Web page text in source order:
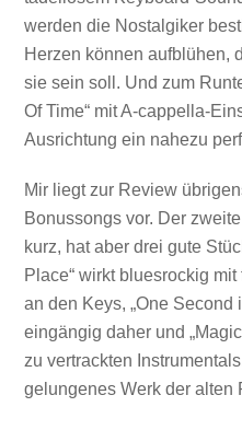
werden die Nostalgiker
Herzen können aufblühen,
sie sein soll. Und zum
Of Time“ mit A-cappella-
Ausrichtung ein nahezu
Mir liegt zur Review
Bonussongs vor. Der
kurz, hat aber drei gute
Place“ wirkt bluesrockig
an den Keys, „One Second
eingängig daher und
zu vertrackten
gelungenes Werk der alten